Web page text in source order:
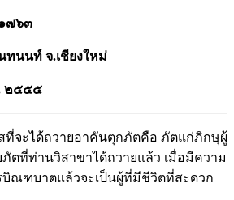
๗๖๓
นนท์ จ.เชียงใหม่
๒๕๕๕
จะได้ถวายอาคันตุกภัตคือ ภัตแก่ภิกษุผู้
ตที่ท่านวิสาขาได้ถวายแล้ว เมื่อมีความ
บิณฑบาตแล้วจะเป็นผู้ที่มีชีวิตที่สะดวก